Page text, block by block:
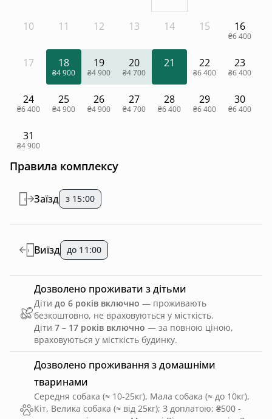
10 11 12 13 14 15 16
₴6 400
17 18
₴4 900
19
₴4 900
20
₴4 700
21 22
₴6 400
23
₴6 400
24
₴6 400
25
₴4 900
26
₴4 900
27
₴4 700
28
₴6 400
29
₴6 400
30
₴6 400
31
₴4 900
Правила комплексу
Дозволено проживання з домашніми
тваринами
Середня собака (≈ 10-25кг), Мала собака (≈ до 10кг),
Кіт, Велика собака (≈ від 25кг); З доплатою: ₴500 -
Заїзд з 15:00
Виїзд до 11:00
Дозволено проживати з дітьми
Діти до 6 років включно — проживають
безкоштовно, не враховуються у місткість.
Діти 7 – 17 років включно — за повною ціною,
враховуються у місткість будинку.